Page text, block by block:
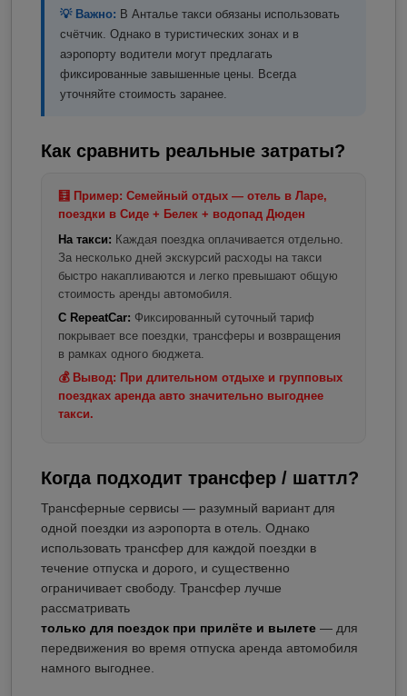
💡 Важно: В Анталье такси обязаны использовать
счётчик. Однако в туристических зонах и в
аэропорту водители могут предлагать
фиксированные завышенные цены. Всегда
уточняйте стоимость заранее.
Как сравнить реальные затраты?
🧮 Пример: Семейный отдых — отель в Ларе,
поездки в Сиде + Белек + водопад Дюден
На такси: Каждая поездка оплачивается отдельно.
За несколько дней экскурсий расходы на такси
быстро накапливаются и легко превышают общую
стоимость аренды автомобиля.
С RepeatCar: Фиксированный суточный тариф
покрывает все поездки, трансферы и возвращения
в рамках одного бюджета.
💰 Вывод: При длительном отдыхе и групповых
поездках аренда авто значительно выгоднее
такси.
Когда подходит трансфер / шаттл?
Трансферные сервисы — разумный вариант для
одной поездки из аэропорта в отель. Однако
использовать трансфер для каждой поездки в
течение отпуска и дорого, и существенно
ограничивает свободу. Трансфер лучше
рассматривать
только для поездок при прилёте и вылете — для
передвижения во время отпуска аренда автомобиля
намного выгоднее.